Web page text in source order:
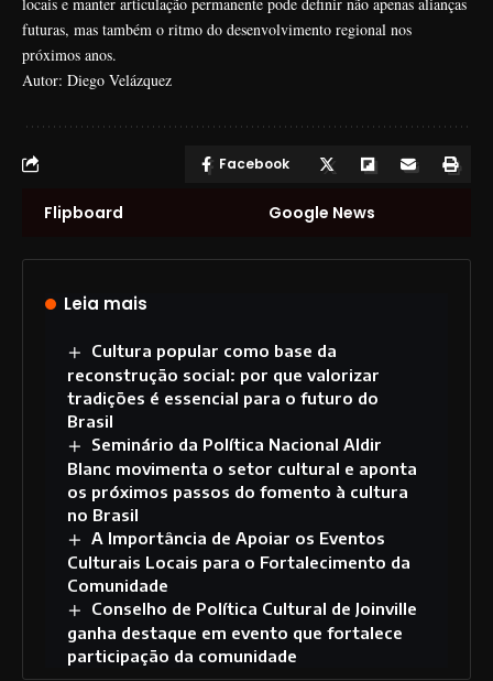
futuras, mas também o ritmo do desenvolvimento regional nos
próximos anos.
Autor: Diego Velázquez
Facebook
Flipboard Google News
Leia mais
Cultura popular como base da
reconstrução social: por que valorizar
tradições é essencial para o futuro do
Brasil
Seminário da Política Nacional Aldir
Blanc movimenta o setor cultural e aponta
os próximos passos do fomento à cultura
no Brasil
A Importância de Apoiar os Eventos
Culturais Locais para o Fortalecimento da
Comunidade
Conselho de Política Cultural de Joinville
ganha destaque em evento que fortalece
participação da comunidade